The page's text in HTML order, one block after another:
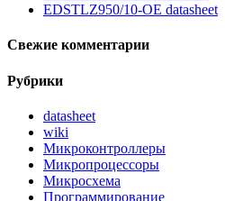
EDSTLZ950/10-OE datasheet
Свежие комментарии
Рубрики
datasheet
wiki
Микроконтроллеры
Микропроцессоры
Микросхема
Программирование